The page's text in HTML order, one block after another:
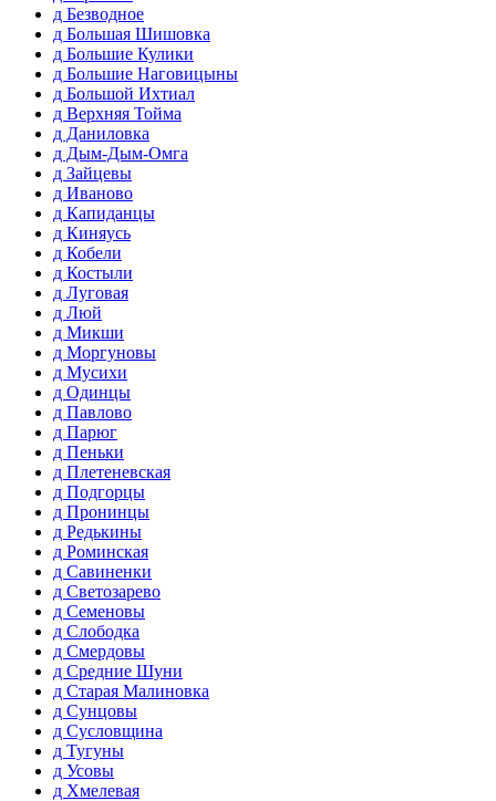
д Безводное
д Большая Шишовка
д Большие Кулики
д Большие Наговицыны
д Большой Ихтиал
д Верхняя Тойма
д Даниловка
д Дым-Дым-Омга
д Зайцевы
д Иваново
д Капиданцы
д Киняусь
д Кобели
д Костыли
д Луговая
д Люй
д Микши
д Моргуновы
д Мусихи
д Одинцы
д Павлово
д Парюг
д Пеньки
д Плетеневская
д Подгорцы
д Пронинцы
д Редькины
д Роминская
д Савиненки
д Светозарево
д Семеновы
д Слободка
д Смердовы
д Средние Шуни
д Старая Малиновка
д Сунцовы
д Сусловщина
д Тугуны
д Усовы
д Хмелевая